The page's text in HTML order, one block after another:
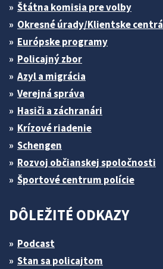
Štátna komisia pre volby
Okresné úrady/Klientske centrá
Európske programy
Policajný zbor
Azyl a migrácia
Verejná správa
Hasiči a záchranári
Krízové riadenie
Schengen
Rozvoj občianskej spoločnosti
Športové centrum polície
DÔLEŽITÉ ODKAZY
Podcast
Stan sa policajtom